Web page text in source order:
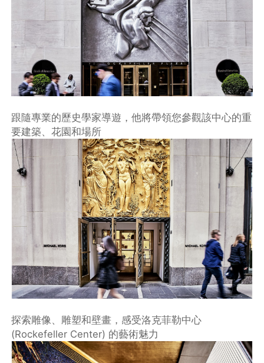
跟隨專業的歷史學家導遊，他將帶領您參觀該中心的重
要建築、花園和場所
探索雕像、雕塑和壁畫，感受洛克菲勒中心
(Rockefeller Center) 的藝術魅力
不再提醒 下載APP